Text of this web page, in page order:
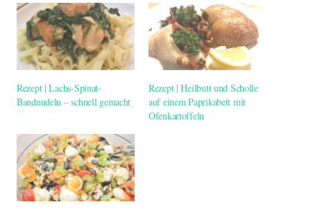
Rezept | Lachs-Spinat-
Bandnudeln – schnell gemacht
Rezept | Heilbutt und Scholle
auf einem Paprikabett mit
Ofenkartoffeln